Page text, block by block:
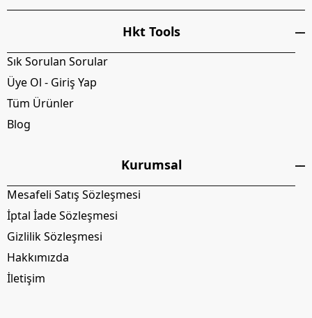
Hkt Tools
Sık Sorulan Sorular
Üye Ol - Giriş Yap
Tüm Ürünler
Blog
Kurumsal
Mesafeli Satış Sözleşmesi
İptal İade Sözleşmesi
Gizlilik Sözleşmesi
Hakkımızda
İletişim